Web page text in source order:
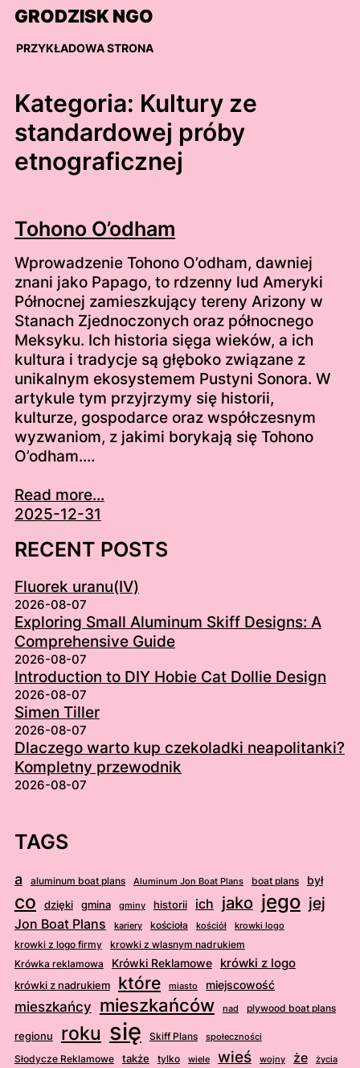
Skip
content
GRODZISK NGO
PRZYKŁADOWA STRONA
Kategoria: Kultury ze
standardowej próby
etnograficznej
Tohono O’odham
Wprowadzenie Tohono O’odham, dawniej
znani jako Papago, to rdzenny lud Ameryki
Północnej zamieszkujący tereny Arizony w
Stanach Zjednoczonych oraz północnego
Meksyku. Ich historia sięga wieków, a ich
kultura i tradycje są głęboko związane z
unikalnym ekosystemem Pustyni Sonora. W
artykule tym przyjrzymy się historii,
kulturze, gospodarce oraz współczesnym
wyzwaniom, z jakimi borykają się Tohono
O’odham.…
Read more...
2025-12-31
RECENT POSTS
Fluorek uranu(IV)
2026-08-07
Exploring Small Aluminum Skiff Designs: A
Comprehensive Guide
2026-08-07
Introduction to DIY Hobie Cat Dollie Design
2026-08-07
Simen Tiller
2026-08-07
Dlaczego warto kup czekoladki neapolitanki?
Kompletny przewodnik
2026-08-07
TAGS
a aluminum boat plans Aluminum Jon Boat Plans boat plans był
co dzięki gmina gminy historii ich jako jego jej
Jon Boat Plans kariery kościoła kościół krowki logo
krowki z logo firmy
krowki z wlasnym nadrukiem
Krówka reklamowa
Krówki Reklamowe krówki z logo
krówki z nadrukiem które miasto miejscowość
mieszkańcy mieszkańców nad plywood boat plans
regionu roku się Skiff Plans społeczności
Słodycze Reklamowe także tylko wiele wieś wojny że życia